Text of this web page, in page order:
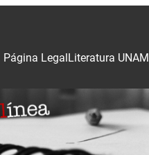
Literatura UNAM
Página Legal